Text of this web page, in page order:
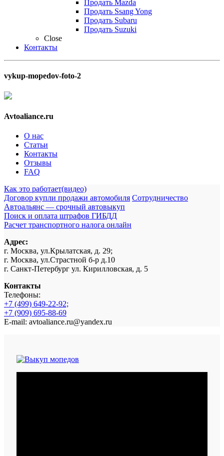
Продать Mazda
Продать Ssang Yong
Продать Subaru
Продать Suzuki
Close
Контакты
vykup-mopedov-foto-2
Avtoaliance.ru
О нас
Статьи
Контакты
Отзывы
FAQ
Как это работает(видео)
Договор купли продажи автомобиля Сотрудничество
Автоальянс — срочный автовыкуп
Поиск и оплата штрафов ГИБДД
Расчет транспортного налога онлайн
Адрес:
г. Москва, ул.Крылатская, д. 29;
г. Москва, ул.Страстной б-р д.10
г. Санкт-Петербург ул. Кирилловская, д. 5
Контакты
Телефоны:
+7 (499) 649-22-92;
+7 (909) 695-88-69
E-mail: avtoaliance.ru@yandex.ru